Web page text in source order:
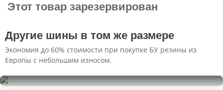
Этот товар зарезервирован
Другие шины в том же размере
Экономия до 60% стоимости при покупке БУ резины из
Европы с небольшим износом.